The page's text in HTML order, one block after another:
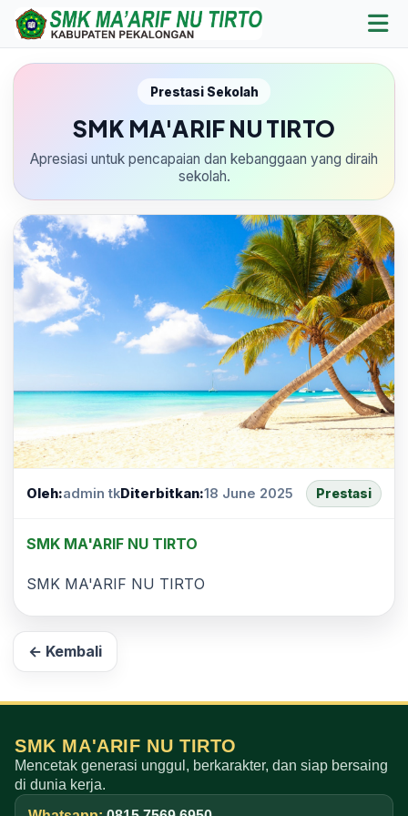
Prestasi Sekolah
SMK MA'ARIF NU TIRTO
Apresiasi untuk pencapaian dan kebanggaan yang diraih
sekolah.
Oleh:admin tkDiterbitkan:18 June 2025 Prestasi
SMK MA'ARIF NU TIRTO
SMK MA'ARIF NU TIRTO
← Kembali
SMK MA'ARIF NU TIRTO
Mencetak generasi unggul, berkarakter, dan siap bersaing
di dunia kerja.